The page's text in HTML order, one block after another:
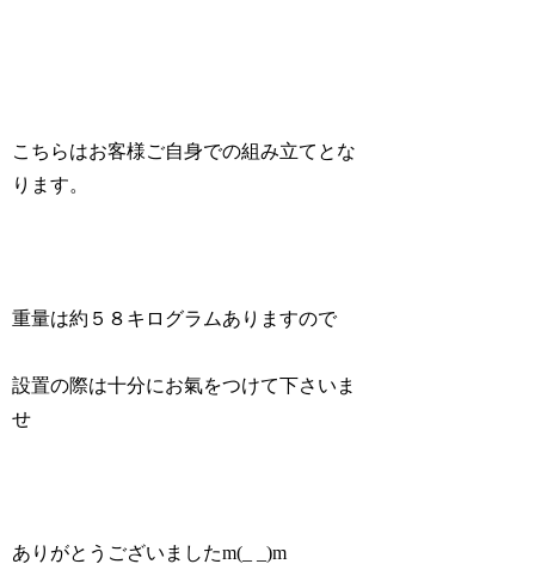
こちらはお客様ご自身での組み立てとな
ります。
重量は約５８キログラムありますので
設置の際は十分にお氣をつけて下さいま
せ
ありがとうございましたm(_ _)m